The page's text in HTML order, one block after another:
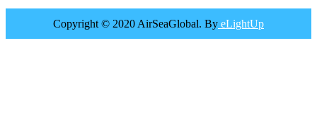
Copyright © 2020 AirSeaGlobal. By eLightUp